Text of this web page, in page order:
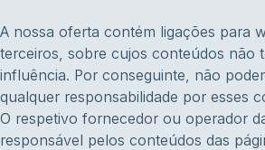
A nossa oferta contém ligações para
terceiros, sobre cujos conteúdos não
influência. Por conseguinte, não
qualquer responsabilidade por esses
O respetivo fornecedor ou operador
responsável pelos conteúdos das